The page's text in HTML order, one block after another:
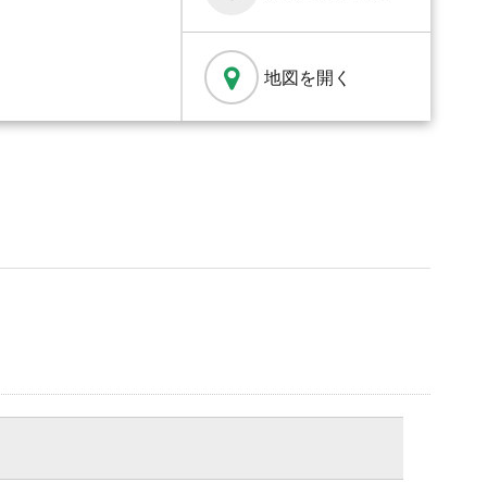
地図を開く